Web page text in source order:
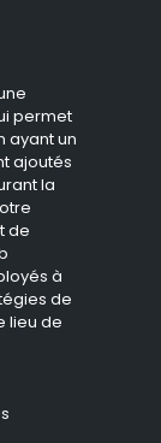
permet
ayant un
ajoutés
la
de
à
de
lieu de